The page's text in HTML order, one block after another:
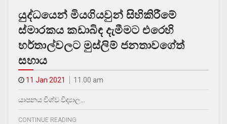
යුද්ධයෙන් මියගියවුන් සිහිකිරීමේ
ස්මාරකය කඩාබිඳ දැමීමට එරෙහි
හර්තාල්වලට මුස්ලිම් ජනතාවගේත්
සහාය
11 Jan 2021 11.00 am
යාපනය විශ්ව විද්‍යාල…
CONTINUE READING